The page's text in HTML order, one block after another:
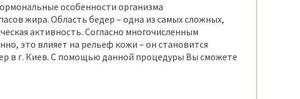
особенности организма
жира. Область бедер – одна из самых сложных,
активность. Согласно многочисленным
это влияет на рельеф кожи – он становится
в г. Киев. С помощью данной процедуры Вы сможете